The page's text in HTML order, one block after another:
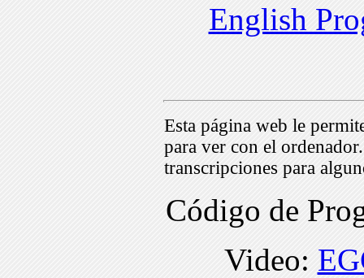
English
Esta página web le
para ver con el
transcripciones para
Código de
Video: